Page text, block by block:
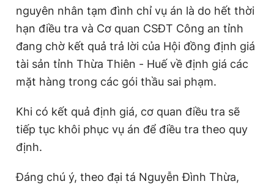
nguyên nhân tạm đình chỉ vụ án là do hết thời
hạn điều tra và Cơ quan CSĐT Công an tỉnh
đang chờ kết quả trả lời của Hội đồng định giá
tài sản tỉnh Thừa Thiên - Huế về định giá các
mặt hàng trong các gói thầu sai phạm.
Khi có kết quả định giá, cơ quan điều tra sẽ
tiếp tục khôi phục vụ án để điều tra theo quy
định.
Đáng chú ý, theo đại tá Nguyễn Đình Thừa,